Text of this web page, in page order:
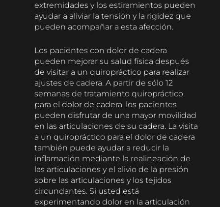
extremidades y los estiramientos pueden
ayudar a aliviar la tensión y la rigidez que
pueden acompañar a esta afección.
Los pacientes con dolor de cadera
pueden mejorar su salud física después
de visitar a un quiropráctico para realizar
ajustes de cadera. A partir de sólo 12
semanas de tratamiento quiropráctico
para el dolor de cadera, los pacientes
pueden disfrutar de una mayor movilidad
en las articulaciones de su cadera. La visita
a un quiropráctico para el dolor de cadera
también puede ayudar a reducir la
inflamación mediante la realineación de
las articulaciones y el alivio de la presión
sobre las articulaciones y los tejidos
circundantes. Si usted está
experimentando dolor en la articulación